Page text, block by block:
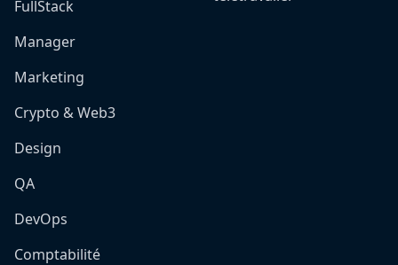
FullStack
Manager
Marketing
Crypto & Web3
Design
QA
DevOps
Comptabilité